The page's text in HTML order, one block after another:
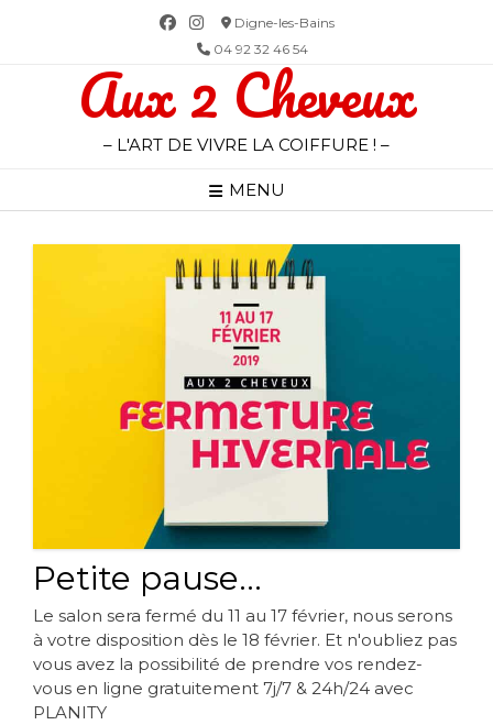
Digne-les-Bains
04 92 32 46 54
Aux 2 Cheveux
– L'ART DE VIVRE LA COIFFURE ! –
MENU
Petite pause…
Le salon sera fermé du 11 au 17 février, nous serons
à votre disposition dès le 18 février. Et n'oubliez pas
vous avez la possibilité de prendre vos rendez-
vous en ligne gratuitement 7j/7 & 24h/24 avec
PLANITY